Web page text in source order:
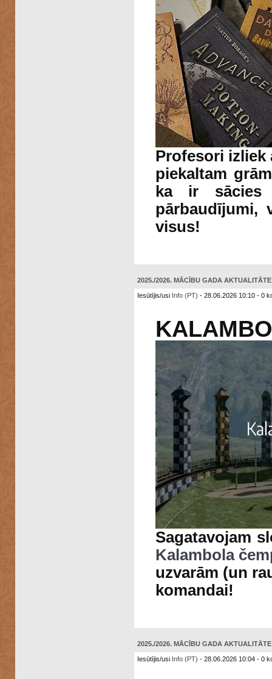
Profesori izliek
piekaltam
ka ir
pārbaudījumi,
visus!
2025./2026. MĀCĪBU GADA
Iesūtījis/usi Info (PT) - 28.06.2026 10:10 - 0
Sagatavojam
Kalambola
uzvarām (un
komandai!
2025./2026. MĀCĪBU GADA
Iesūtījis/usi Info (PT) - 28.06.2026 10:04 - 0